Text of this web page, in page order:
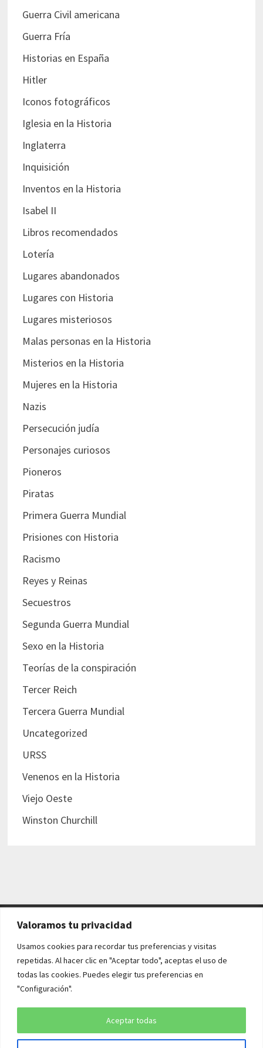
Valoramos tu privacidad
Usamos cookies para recordar tus preferencias y visitas
repetidas. Al hacer clic en "Aceptar todo", aceptas el uso de
todas las cookies. Puedes elegir tus preferencias en
"Configuración".
Aceptar todas
Guerra Civil americana
Guerra Fría
Historias en España
Hitler
Iconos fotográficos
Iglesia en la Historia
Inglaterra
Inquisición
Inventos en la Historia
Isabel II
Libros recomendados
Lotería
Lugares abandonados
Lugares con Historia
Lugares misteriosos
Malas personas en la Historia
Misterios en la Historia
Mujeres en la Historia
Nazis
Persecución judía
Personajes curiosos
Pioneros
Piratas
Primera Guerra Mundial
Prisiones con Historia
Racismo
Reyes y Reinas
Secuestros
Segunda Guerra Mundial
Sexo en la Historia
Teorías de la conspiración
Tercer Reich
Tercera Guerra Mundial
Uncategorized
URSS
Venenos en la Historia
Viejo Oeste
Winston Churchill
AVISO LEGAL Y POLÍTICAS
Aviso legal
Política de cookies